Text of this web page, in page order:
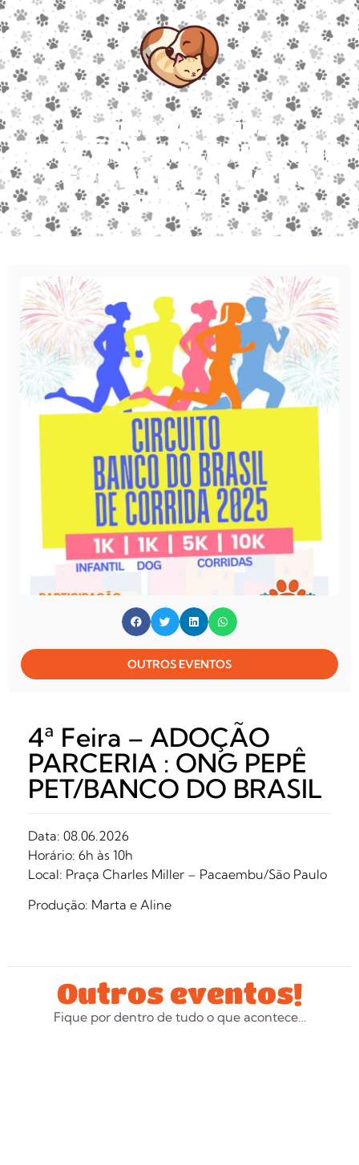
Evento: 4ª Feira –
ADOÇÃO PARCERIA : ONG
PEPÊ PET/BANCO DO
BRASIL
OUTROS EVENTOS
4ª Feira – ADOÇÃO
PARCERIA : ONG PEPÊ
PET/BANCO DO BRASIL
Data: 08.06.2026
Horário: 6h às 10h
Local: Praça Charles Miller – Pacaembu/São Paulo
Produção: Marta e Aline
Outros eventos!
Fique por dentro de tudo o que acontece…